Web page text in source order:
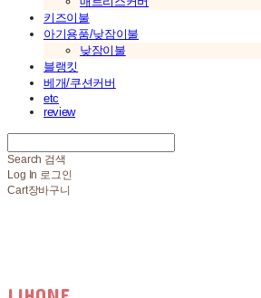
키즈이불
아기용품/낮잠이불
낮잠이불
블랭킷
베개/쿠션커버
etc
review
Search 검색
Log In 로그인
Cart장바구니